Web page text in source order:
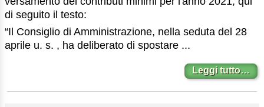
di seguito il testo:
“Il Consiglio di Amministrazione, nella seduta del 28
aprile u. s. , ha deliberato di spostare ...
Leggi tutto…